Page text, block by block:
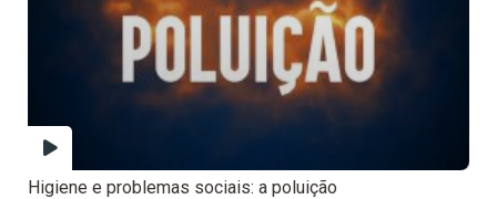
Higiene e problemas sociais: a poluição